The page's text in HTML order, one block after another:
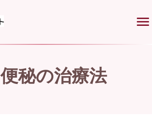
menu
便秘の治療法